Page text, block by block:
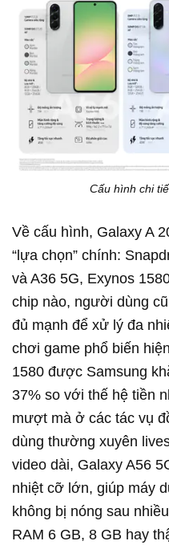
Cấu hình chi
Về cấu hình, Galaxy A
“lựa chọn” chính:
và A36 5G, Exynos
chip nào, người dùng
đủ mạnh để xử lý đa
chơi game phổ biến
1580 được Samsung
37% so với thế hệ tiền
mượt mà ở các tác vụ
dùng thường xuyên
video dài, Galaxy A56
nhiệt cỡ lớn, giúp máy
không bị nóng sau
RAM 6 GB, 8 GB hay